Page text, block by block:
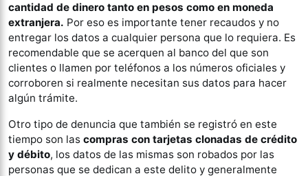
cantidad de dinero tanto en pesos como en moneda
extranjera. Por eso es importante tener recaudos y no
entregar los datos a cualquier persona que lo requiera. Es
recomendable que se acerquen al banco del que son
clientes o llamen por teléfonos a los números oficiales y
corroboren si realmente necesitan sus datos para hacer
algún trámite.
Otro tipo de denuncia que también se registró en este
tiempo son las compras con tarjetas clonadas de crédito
y débito, los datos de las mismas son robados por las
personas que se dedican a este delito y generalmente